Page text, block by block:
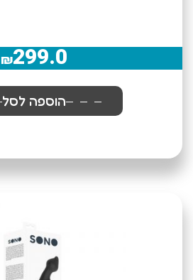
₪299.0
הוספה לסל